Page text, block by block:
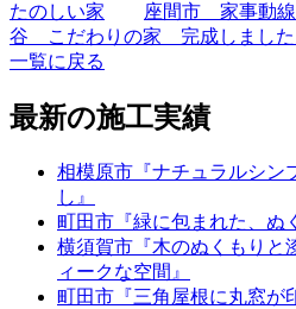
たのしい家
座間市 家事動
谷 こだわりの家 完成しました
一覧に戻る
最新の施工実績
相模原市『ナチュラルシン
し』
町田市『緑に包まれた、ぬ
横須賀市『木のぬくもりと
ィークな空間』
町田市『三角屋根に丸窓が